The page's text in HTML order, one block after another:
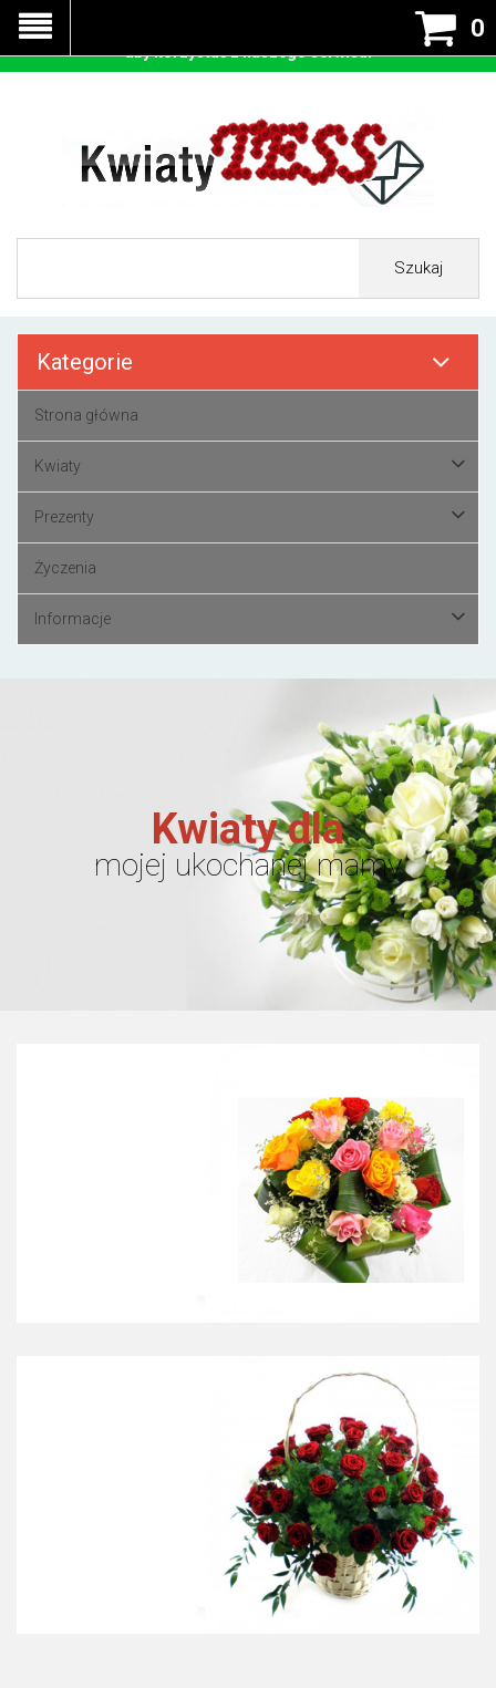
0
Szukaj
Kategorie
Strona główna
Kwiaty
Prezenty
Życzenia
Informacje
Kwiaty dla
mojej ukochanej mamy
Nasza strona korzysta z cookies - czyli tzw ciastek w celu
prawidłowego działania. Zaakceptuj przyjmowanie cookies
aby korzystać z naszego serwisu.